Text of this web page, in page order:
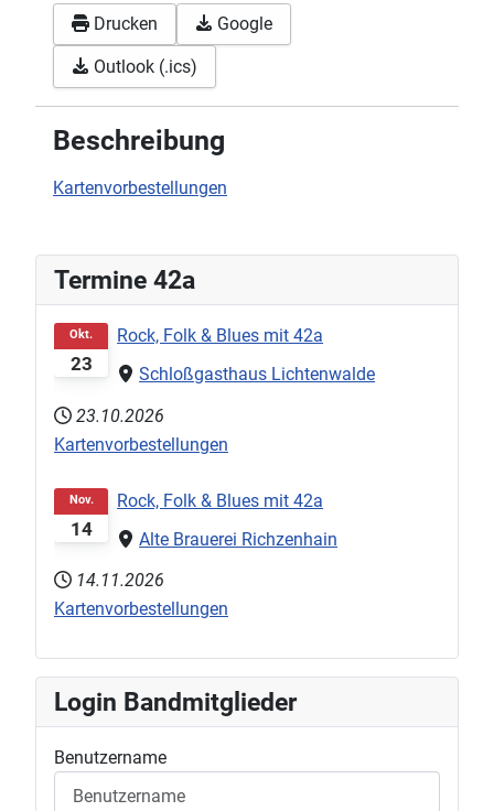
Drucken Google
Outlook (.ics)
Beschreibung
Kartenvorbestellungen
Termine 42a
23
Okt.
Rock, Folk & Blues mit 42a
Schloßgasthaus Lichtenwalde
23.10.2026
Kartenvorbestellungen
14
Nov.
Rock, Folk & Blues mit 42a
Alte Brauerei Richzenhain
14.11.2026
Kartenvorbestellungen
Login Bandmitglieder
Benutzername